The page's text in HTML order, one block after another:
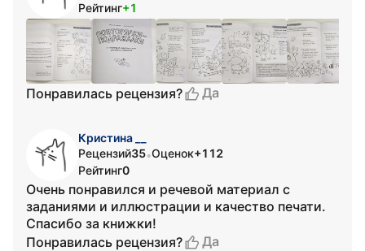
Рейтинг+1
Понравилась рецензия? Да
Кристина __
Рецензий35•Оценок+112
Рейтинг0
Очень понравился и речевой материал с
заданиями и иллюстрации и качество печати.
Спасибо за книжки!
Понравилась рецензия?
Да